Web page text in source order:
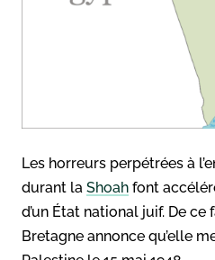
Les horreurs perpétrées à
durant la Shoah font
d’un État national juif. De ce
Bretagne annonce qu’elle